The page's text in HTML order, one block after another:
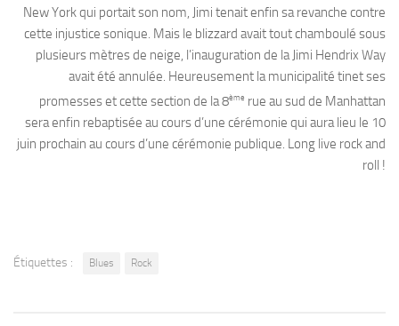
New York qui portait son nom, Jimi tenait enfin sa revanche contre
cette injustice sonique. Mais le blizzard avait tout chamboulé sous
plusieurs mètres de neige, l’inauguration de la Jimi Hendrix Way
avait été annulée. Heureusement la municipalité tinet ses
promesses et cette section de la 8ème rue au sud de Manhattan
sera enfin rebaptisée au cours d’une cérémonie qui aura lieu le 10
juin prochain au cours d’une cérémonie publique. Long live rock and
roll !
Étiquettes : Blues Rock